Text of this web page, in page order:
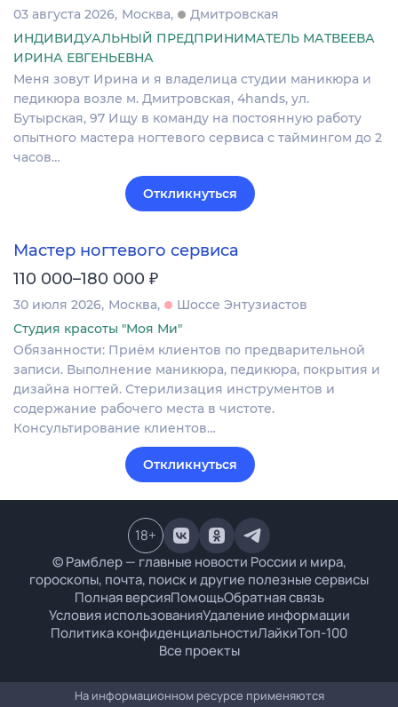
03 августа 2026 Москва
Дмитровская
ИНДИВИДУАЛЬНЫЙ ПРЕДПРИНИМАТЕЛЬ МАТВЕЕВА
ИРИНА ЕВГЕНЬЕВНА
Меня зовут Ирина и я владелица студии маникюра и
педикюра возле м. Дмитровская, 4hands, ул.
Бутырская, 97 Ищу в команду на постоянную работу
опытного мастера ногтевого сервиса с таймингом до 2
часов…
Откликнуться
Мастер ногтевого сервиса
110 000–180 000 ₽
30 июля 2026 Москва
Шоссе Энтузиастов
Студия красоты "Моя Ми"
Обязанности: Приём клиентов по предварительной
записи. Выполнение маникюра, педикюра, покрытия и
дизайна ногтей. Стерилизация инструментов и
содержание рабочего места в чистоте.
Консультирование клиентов…
Откликнуться
© Рамблер — главные новости России и мира,
гороскопы, почта, поиск и другие полезные сервисы
Полная версияПомощьОбратная связь
Условия использованияУдаление информации
Политика конфиденциальностиЛайкиТоп-100
Все проекты
18+
На информационном ресурсе применяются